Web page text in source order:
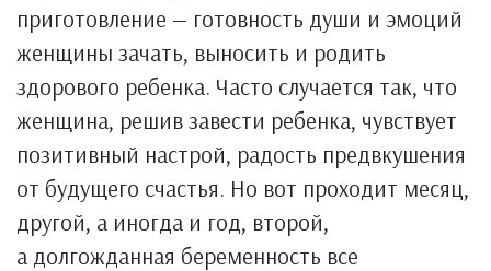
приготовление — готовность души и эмоций
женщины зачать, выносить и родить
здорового ребенка. Часто случается так, что
женщина, решив завести ребенка, чувствует
позитивный настрой, радость предвкушения
от будущего счастья. Но вот проходит месяц,
другой, а иногда и год, второй,
а долгожданная беременность все